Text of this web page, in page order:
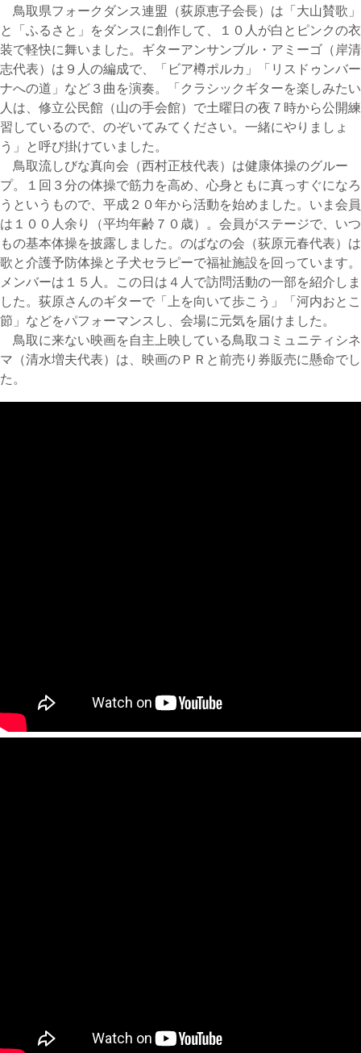
鳥取県フォークダンス連盟（荻原恵子会長）は「大山賛歌」
と「ふるさと」をダンスに創作して、１０人が白とピンクの衣
装で軽快に舞いました。ギターアンサンブル・アミーゴ（岸清
志代表）は９人の編成で、「ビア樽ポルカ」「リスドゥンバー
ナへの道」など３曲を演奏。「クラシックギターを楽しみたい
人は、修立公民館（山の手会館）で土曜日の夜７時から公開練
習しているので、のぞいてみてください。一緒にやりましょ
う」と呼び掛けていました。
鳥取流しびな真向会（西村正枝代表）は健康体操のグルー
プ。１回３分の体操で筋力を高め、心身ともに真っすぐになろ
うというもので、平成２０年から活動を始めました。いま会員
は１００人余り（平均年齢７０歳）。会員がステージで、いつ
もの基本体操を披露しました。のばなの会（荻原元春代表）は
歌と介護予防体操と子犬セラピーで福祉施設を回っています。
メンバーは１５人。この日は４人で訪問活動の一部を紹介しま
した。荻原さんのギターで「上を向いて歩こう」「河内おとこ
節」などをパフォーマンスし、会場に元気を届けました。
鳥取に来ない映画を自主上映している鳥取コミュニティシネ
マ（清水増夫代表）は、映画のＰＲと前売り券販売に懸命でし
た。